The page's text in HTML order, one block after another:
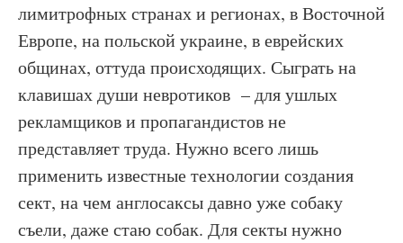
лимитрофных странах и регионах, в Восточной
Европе, на польской украине, в еврейских
общинах, оттуда происходящих. Сыграть на
клавишах души невротиков – для ушлых
рекламщиков и пропагандистов не
представляет труда. Нужно всего лишь
применить известные технологии создания
сект, на чем англосаксы давно уже собаку
съели, даже стаю собак. Для секты нужно